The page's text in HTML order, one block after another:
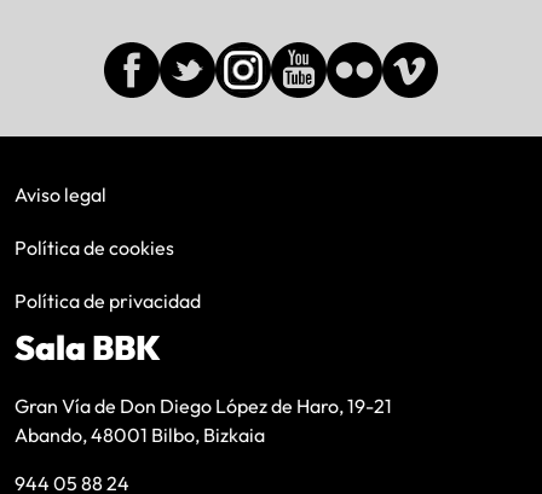
Aviso legal
Política de cookies
Política de privacidad
Sala BBK
Gran Vía de Don Diego López de Haro, 19-21
Abando, 48001 Bilbo, Bizkaia
944 05 88 24